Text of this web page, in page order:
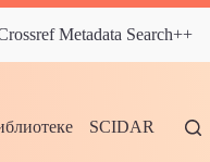
Metadata Search++
SCIDAR